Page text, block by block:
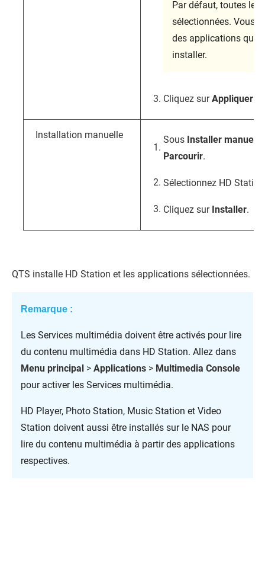
Par défaut, toutes
sélectionnées. Vous
des applications que
installer.
Cliquez surAppliquer
Installation manuelle Sous Installer
Parcourir.
Sélectionnez HD
Cliquez sur Installer.
QTS installe HD Station et les applications sélectionnées.
Remarque :
Les Services multimédia doivent être activés pour lire
du contenu multimédia dans HD Station. Allez dans
Menu principal > Applications > Multimedia Console
pour activer les Services multimédia.
HD Player, Photo Station, Music Station et Video
Station doivent aussi être installés sur le NAS pour
lire du contenu multimédia à partir des applications
respectives.